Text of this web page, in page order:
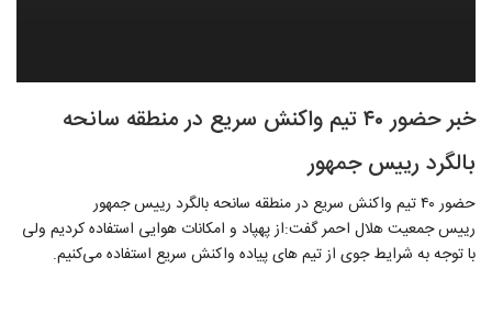
خبر حضور ۴۰ تیم واکنش سریع در منطقه سانحه
بالگرد رییس جمهور
حضور ۴۰ تیم واکنش سریع در منطقه سانحه بالگرد رییس جمهور
رییس جمعیت هلال احمر گفت:از پهپاد و امکانات هوایی استفاده کردیم ولی
با توجه به شرایط جوی از تیم های پیاده واکنش سریع استفاده می‌کنیم.